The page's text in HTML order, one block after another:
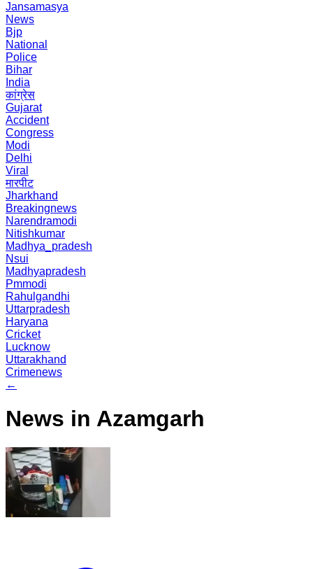
Jansamasya
News
Bjp
National
Police
Bihar
India
कांग्रेस
Gujarat
Accident
Congress
Modi
Delhi
Viral
मारपीट
Jharkhand
Breakingnews
Narendramodi
Nitishkumar
Madhya_pradesh
Nsui
Madhyapradesh
Pmmodi
Rahulgandhi
Uttarpradesh
Haryana
Cricket
Lucknow
Uttarakhand
Crimenews
←
News in Azamgarh